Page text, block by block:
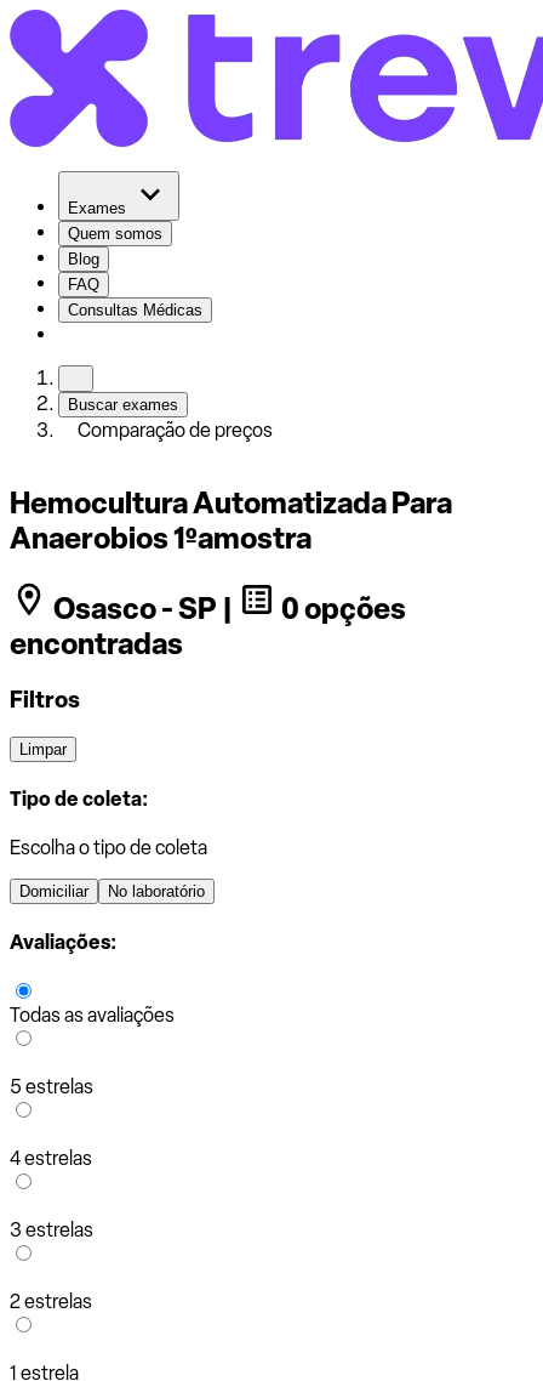
Exames
Quem somos
Blog
FAQ
Consultas Médicas
Buscar exames
Comparação de preços
Hemocultura Automatizada Para
Anaerobios 1ºamostra
Osasco - SP |
0 opções
encontradas
Filtros
Limpar
Tipo de coleta:
Escolha o tipo de coleta
Domiciliar No laboratório
Avaliações:
Todas as avaliações
5 estrelas
4 estrelas
3 estrelas
2 estrelas
1 estrela